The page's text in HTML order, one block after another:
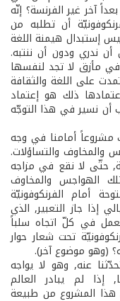
آخر غير الفرنسة؟ إنّه
أن تطلبه من
إستبدال هيمنة اللغة
أن ندري ودون أن ننتبه.
في مأزق لا تجد لنفسها
على اللغة والثقافة
ذلك هو إعتماد
نسير في هذا التوجّه
مشروعاً أمامنا في وجه
والمخاوف والتساؤلات.
حتّى لا نقع في مزاجه
الهواجس والمخاوف
أمام الفرنكوفونيّة
إذا جاز التعبير, الذي
في كلّ اتجاه سلباً
تحت شعار حوار
(وهو موضوع آخر).
عنه, وهو لا يواجه
لم يبادر العالم
هذا المشروع من طبيعة